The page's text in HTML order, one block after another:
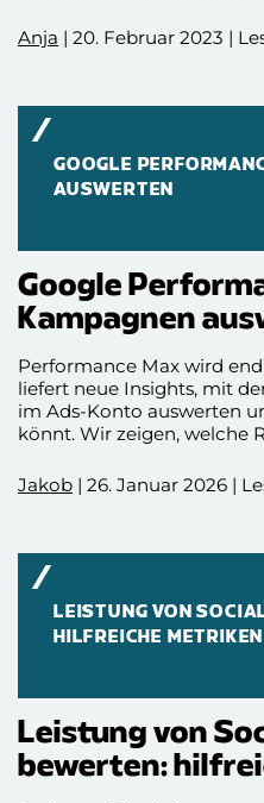
Links in deinem
ein Blick auf die Klickrate.
Anja | 20. Februar 2023 |
GOOGLE
AUSWERTEN
Google
Kampagnen
Performance Max wird
liefert neue Insights, mit
im Ads-Konto auswerten
könnt. Wir zeigen, welche
Assets richtig bewertet und
Optimierung wirklich
Jakob | 26. Januar 2026 |
LEISTUNG VON
HILFREICHE METRIKEN
Leistung von
bewerten: